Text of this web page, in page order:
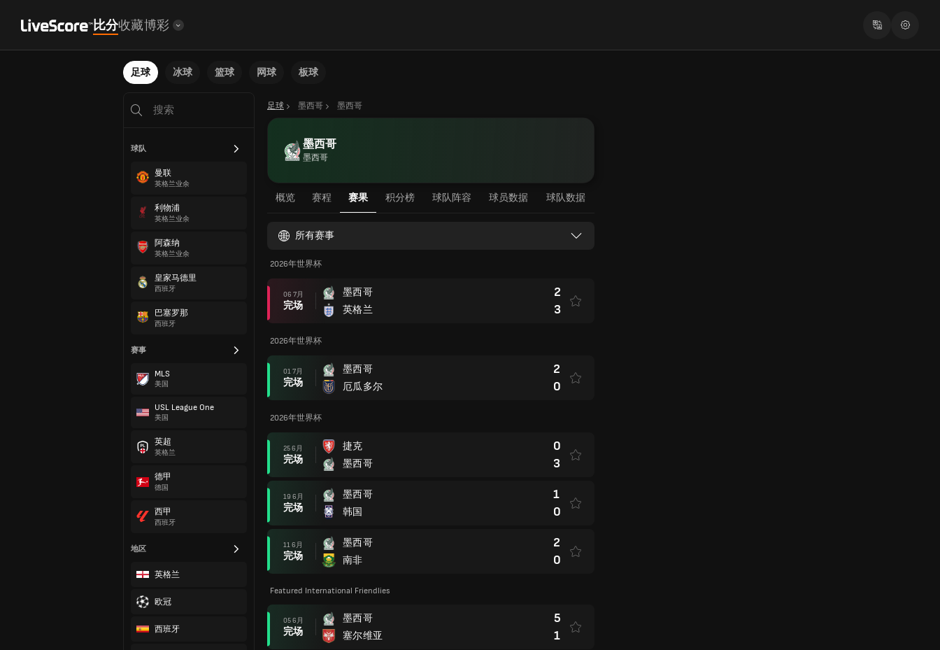
比分收藏博彩
足球 冰球 篮球 网球 板球
球队
曼联
英格兰业余
利物浦
英格兰业余
阿森纳
英格兰业余
皇家马德里
西班牙
巴塞罗那
西班牙
赛事
MLS
美国
USL League One
美国
英超
英格兰
德甲
德国
西甲
西班牙
地区
英格兰
欧冠
西班牙
足球 墨西哥 墨西哥
墨西哥
墨西哥
概览 赛程 赛果 积分榜 球队阵容 球员数据 球队数据
所有赛事
2026年世界杯
06 7月
完场
墨西哥
英格兰
2
3
2026年世界杯
01 7月
完场
墨西哥
厄瓜多尔
2
0
2026年世界杯
25 6月
完场
捷克
墨西哥
0
3
19 6月
完场
墨西哥
韩国
1
0
11 6月
完场
墨西哥
南非
2
0
Featured International Friendlies
05 6月
完场
墨西哥
塞尔维亚
5
1